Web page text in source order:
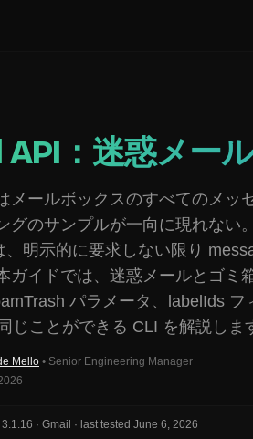
：迷惑メー
メールボックスのすべてのメッ
グのサンプルが一向に現れない
、明示的に要求しない限り
ガイドでは、迷惑メールとゴミ
パラメータ、labelIds
じことができる CLI を解説しま
Mello • Senior Engineering Manager
3.1.16 · Gmail · last tested June 6, 2026